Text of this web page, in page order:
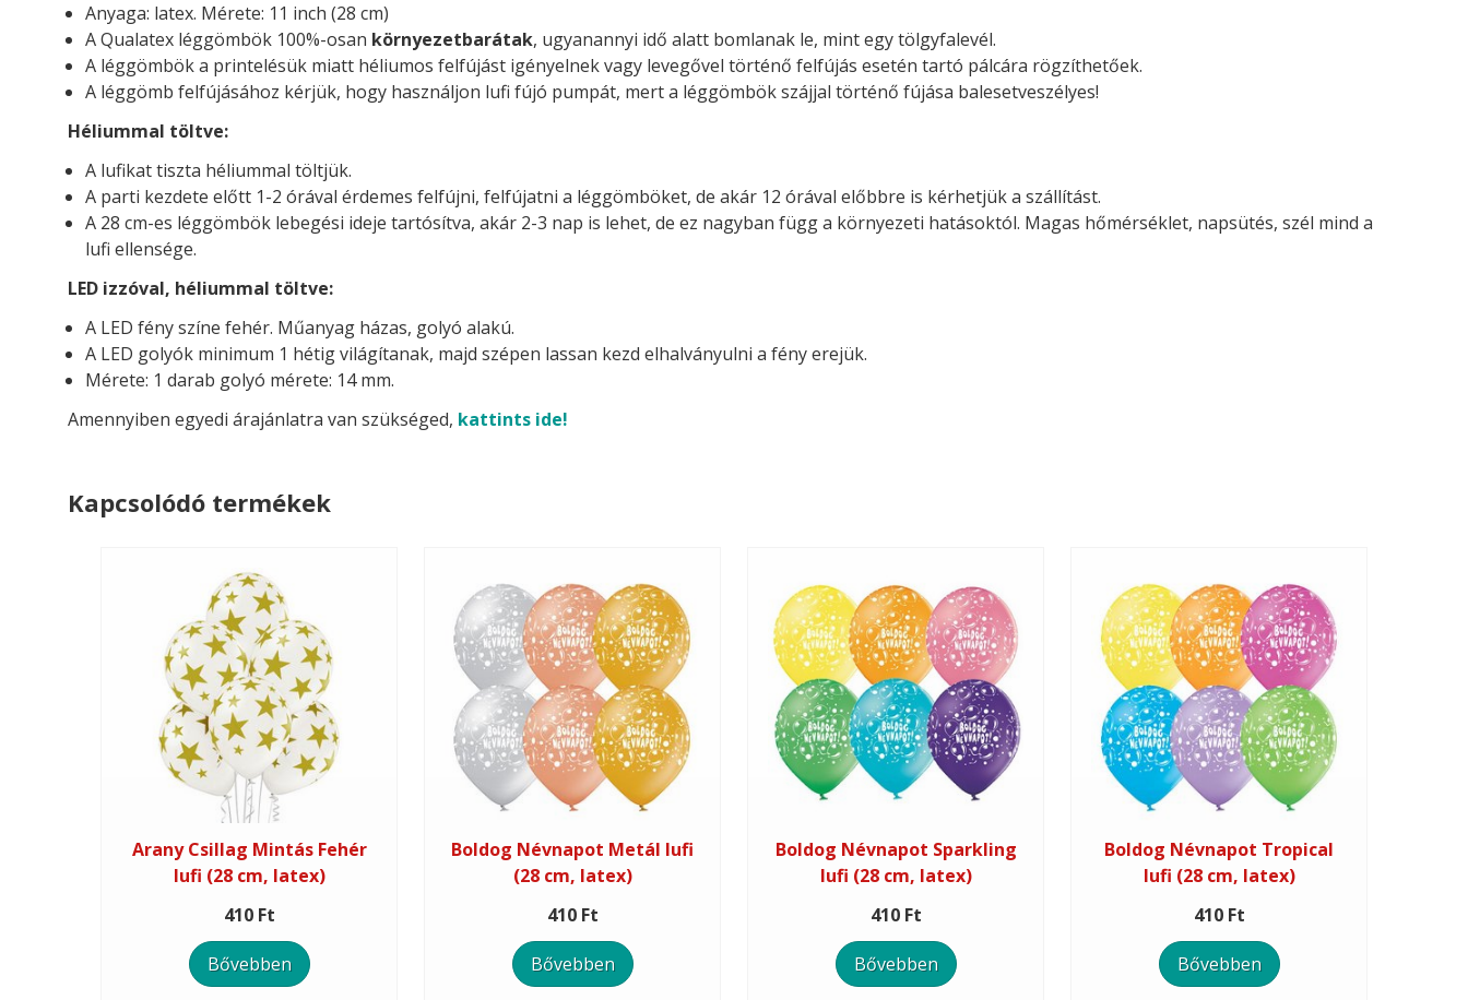
Anyaga: latex. Mérete: 11 inch (28 cm)
A Qualatex léggömbök 100%-osan környezetbarátak, ugyanannyi idő alatt bomlanak le, mint egy tölgyfalevél.
A léggömbök a printelésük miatt héliumos felfújást igényelnek vagy levegővel történő felfújás esetén tartó pálcára rögzíthetőek.
A léggömb felfújásához kérjük, hogy használjon lufi fújó pumpát, mert a léggömbök szájjal történő fújása balesetveszélyes!
Héliummal töltve:
A lufikat tiszta héliummal töltjük.
A parti kezdete előtt 1-2 órával érdemes felfújni, felfújatni a léggömböket, de akár 12 órával előbbre is kérhetjük a szállítást.
A 28 cm-es léggömbök lebegési ideje tartósítva, akár 2-3 nap is lehet, de ez nagyban függ a környezeti hatásoktól. Magas hőmérséklet, napsütés, szél mind a
lufi ellensége.
LED izzóval, héliummal töltve:
A LED fény színe fehér. Műanyag házas, golyó alakú.
A LED golyók minimum 1 hétig világítanak, majd szépen lassan kezd elhalványulni a fény erejük.
Mérete: 1 darab golyó mérete: 14 mm.
Amennyiben egyedi árajánlatra van szükséged, kattints ide!
Kapcsolódó termékek
Arany Csillag Mintás Fehér
lufi (28 cm, latex)
410 Ft
Bővebben
Boldog Névnapot Metál lufi
(28 cm, latex)
410 Ft
Bővebben
Boldog Névnapot Sparkling
lufi (28 cm, latex)
410 Ft
Bővebben
Boldog Névnapot Tropical
lufi (28 cm, latex)
410 Ft
Bővebben